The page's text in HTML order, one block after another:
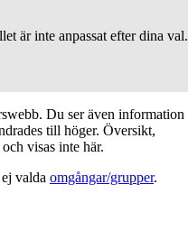
är inte anpassat efter dina val.
Du ser även information
till höger. Översikt,
visas inte här.
valda omgångar/grupper.